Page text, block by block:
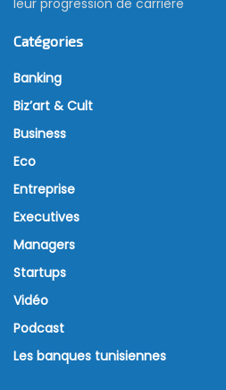
leur progression de carrière
Catégories
Banking
Biz’art & Cult
Business
Eco
Entreprise
Executives
Managers
Startups
Vidéo
Podcast
Les banques tunisiennes